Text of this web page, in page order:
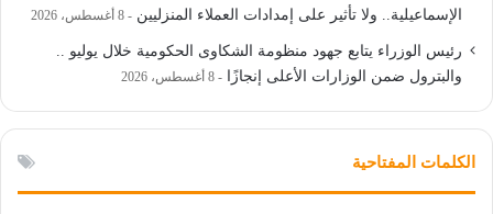
الإسماعيلية.. ولا تأثير على إمدادات العملاء المنزليين
8 أغسطس، 2026
رئيس الوزراء يتابع جهود منظومة الشكاوى الحكومية خلال يوليو ..
والبترول ضمن الوزارات الأعلى إنجازًا
8 أغسطس، 2026
الكلمات المفتاحية